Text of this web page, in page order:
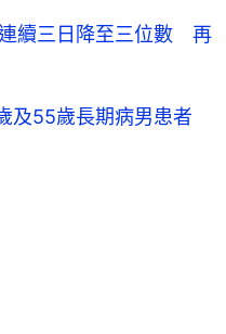
續三日降至三位數 再
及55歲長期病男患者